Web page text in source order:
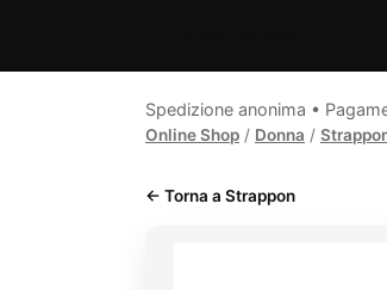
Spedizione anonima •
Online Shop / Donna /
← Torna a Strappon